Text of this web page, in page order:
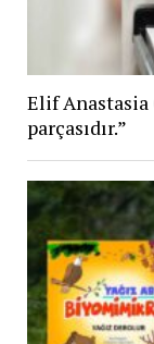
Elif Anastasia
parçasıdır.”